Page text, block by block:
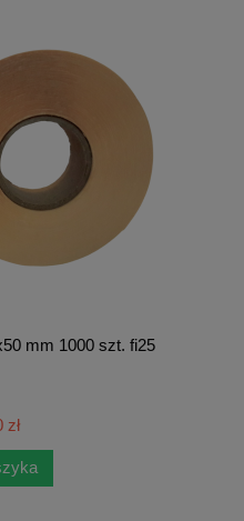
mm 1000 szt. fi25
zł